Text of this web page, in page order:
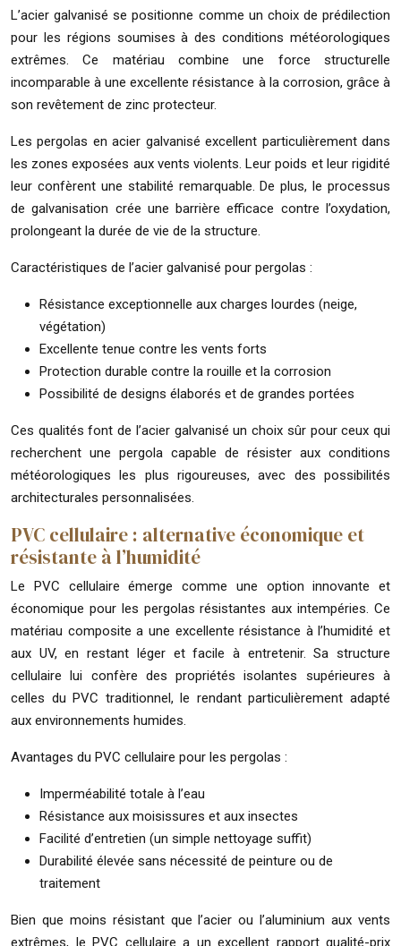
L’acier galvanisé se positionne comme un choix de prédilection
pour les régions soumises à des conditions météorologiques
extrêmes. Ce matériau combine une force structurelle
incomparable à une excellente résistance à la corrosion, grâce à
son revêtement de zinc protecteur.
Les pergolas en acier galvanisé excellent particulièrement dans
les zones exposées aux vents violents. Leur poids et leur rigidité
leur confèrent une stabilité remarquable. De plus, le processus
de galvanisation crée une barrière efficace contre l’oxydation,
prolongeant la durée de vie de la structure.
Caractéristiques de l’acier galvanisé pour pergolas :
Résistance exceptionnelle aux charges lourdes (neige,
végétation)
Excellente tenue contre les vents forts
Protection durable contre la rouille et la corrosion
Possibilité de designs élaborés et de grandes portées
Ces qualités font de l’acier galvanisé un choix sûr pour ceux qui
recherchent une pergola capable de résister aux conditions
météorologiques les plus rigoureuses, avec des possibilités
architecturales personnalisées.
PVC cellulaire : alternative économique et
résistante à l’humidité
Le PVC cellulaire émerge comme une option innovante et
économique pour les pergolas résistantes aux intempéries. Ce
matériau composite a une excellente résistance à l’humidité et
aux UV, en restant léger et facile à entretenir. Sa structure
cellulaire lui confère des propriétés isolantes supérieures à
celles du PVC traditionnel, le rendant particulièrement adapté
aux environnements humides.
Avantages du PVC cellulaire pour les pergolas :
Imperméabilité totale à l’eau
Résistance aux moisissures et aux insectes
Facilité d’entretien (un simple nettoyage suffit)
Durabilité élevée sans nécessité de peinture ou de
traitement
Bien que moins résistant que l’acier ou l’aluminium aux vents
extrêmes, le PVC cellulaire a un excellent rapport qualité-prix